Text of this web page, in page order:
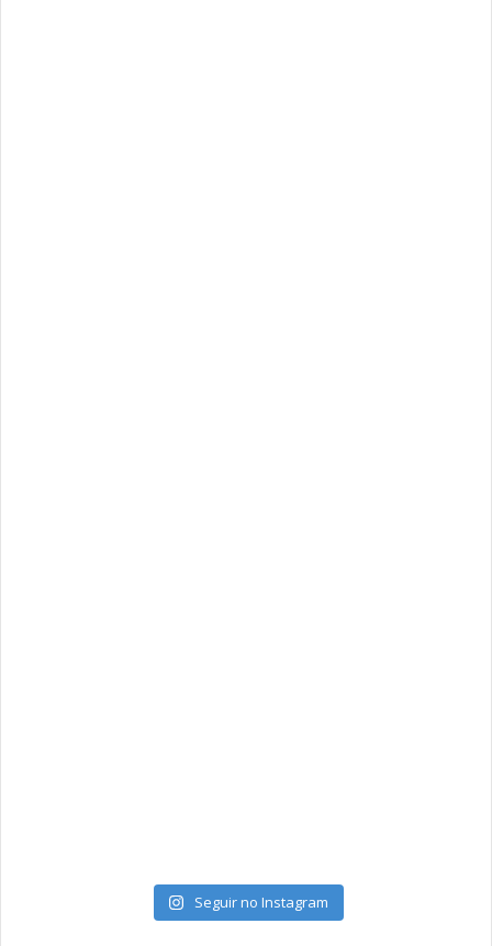
Seguir no Instagram